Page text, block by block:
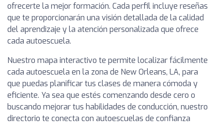
ofrecerte la mejor formación. Cada perfil incluye reseñas
que te proporcionarán una visión detallada de la calidad
del aprendizaje y la atención personalizada que ofrece
cada autoescuela.
Nuestro mapa interactivo te permite localizar fácilmente
cada autoescuela en la zona de New Orleans, LA, para
que puedas planificar tus clases de manera cómoda y
eficiente. Ya sea que estés comenzando desde cero o
buscando mejorar tus habilidades de conducción, nuestro
directorio te conecta con autoescuelas de confianza